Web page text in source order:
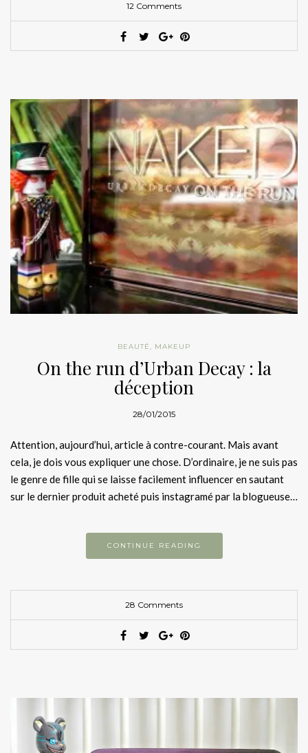
12 Comments
BEAUTÉ, MAKEUP
On the run d’Urban Decay : la
déception
28/01/2015
Attention, aujourd’hui, article à contre-courant. Mais avant
cela, je dois vous expliquer une chose. D’ordinaire, je ne suis pas
le genre de fille qui se laisse facilement influencer en sautant
sur le dernier produit acheté puis instagramé par la blogueuse…
CONTINUE READING
28 Comments